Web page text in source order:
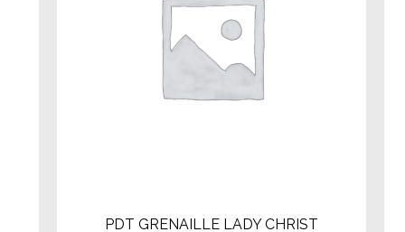
PDT GRENAILLE LADY CHRIST